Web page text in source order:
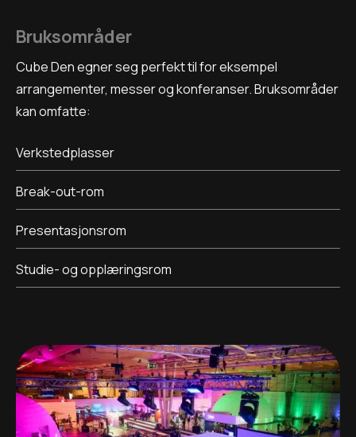
Bruksområder
Cube Den egner seg perfekt til for eksempel
arrangementer, messer og konferanser. Bruksområder
kan omfatte:
Verkstedplasser
Break-out-rom
Presentasjonsrom
Studie- og opplæringsrom